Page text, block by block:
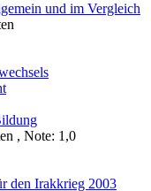
und im Vergleich
, Note: 1,0
den Irakkrieg 2003